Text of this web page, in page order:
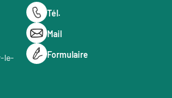
le-
Tél.
Mail
Formulaire